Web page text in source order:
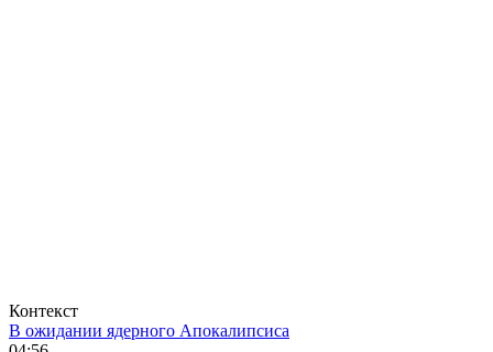
Контекст
В ожидании ядерного Апокалипсиса